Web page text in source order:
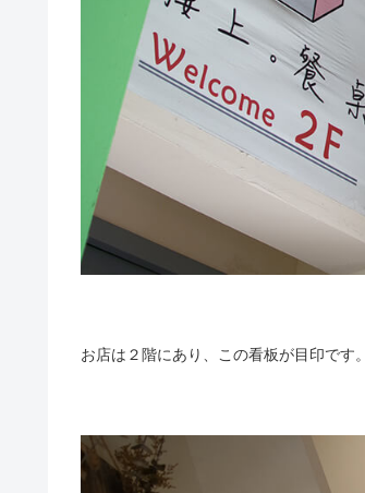
お店は２階にあり、この看板が目印です。